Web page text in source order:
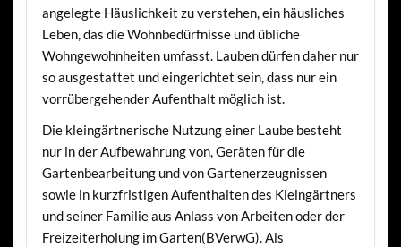
angelegte Häuslichkeit zu verstehen, ein häusliches
Leben, das die Wohnbedürfnisse und übliche
Wohngewohnheiten umfasst. Lauben dürfen daher nur
so ausgestattet und eingerichtet sein, dass nur ein
vorrübergehender Aufenthalt möglich ist.
Die kleingärtnerische Nutzung einer Laube besteht
nur in der Aufbewahrung von, Geräten für die
Gartenbearbeitung und von Gartenerzeugnissen
sowie in kurzfristigen Aufenthalten des Kleingärtners
und seiner Familie aus Anlass von Arbeiten oder der
Freizeiterholung im Garten(BVerwG). Als